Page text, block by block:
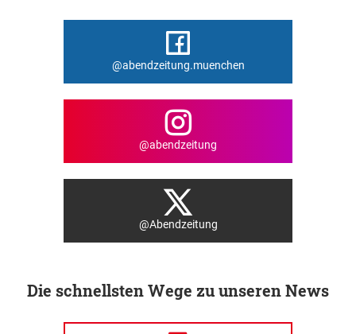
@abendzeitung.muenchen
@abendzeitung
@Abendzeitung
Die schnellsten Wege zu unseren News